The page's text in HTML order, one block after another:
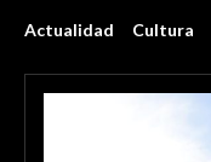
Actualidad Cultura